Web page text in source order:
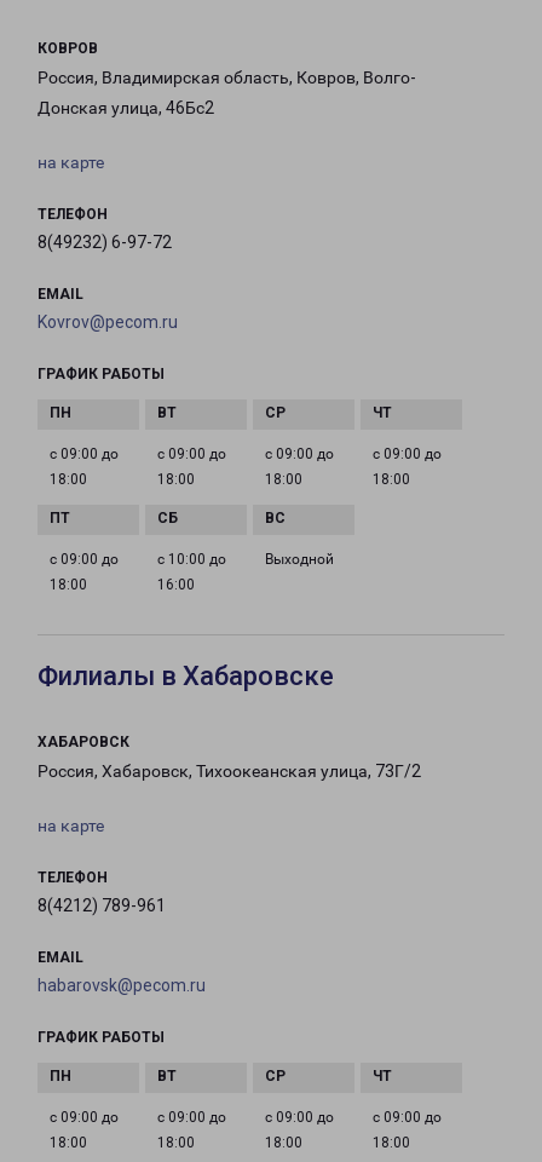
КОВРОВ
Россия, Владимирская область, Ковров, Волго-
Донская улица, 46Бс2
на карте
ТЕЛЕФОН
8(49232) 6-97-72
EMAIL
Kovrov@pecom.ru
ГРАФИК РАБОТЫ
с 09:00 до
18:00
с 09:00 до
18:00
с 09:00 до
18:00
с 09:00 до
18:00
с 09:00 до
18:00
с 10:00 до
16:00
Выходной
Филиалы в Хабаровске
ХАБАРОВСК
Россия, Хабаровск, Тихоокеанская улица, 73Г/2
на карте
ТЕЛЕФОН
8(4212) 789-961
EMAIL
habarovsk@pecom.ru
ГРАФИК РАБОТЫ
с 09:00 до
18:00
с 09:00 до
18:00
с 09:00 до
18:00
с 09:00 до
18:00